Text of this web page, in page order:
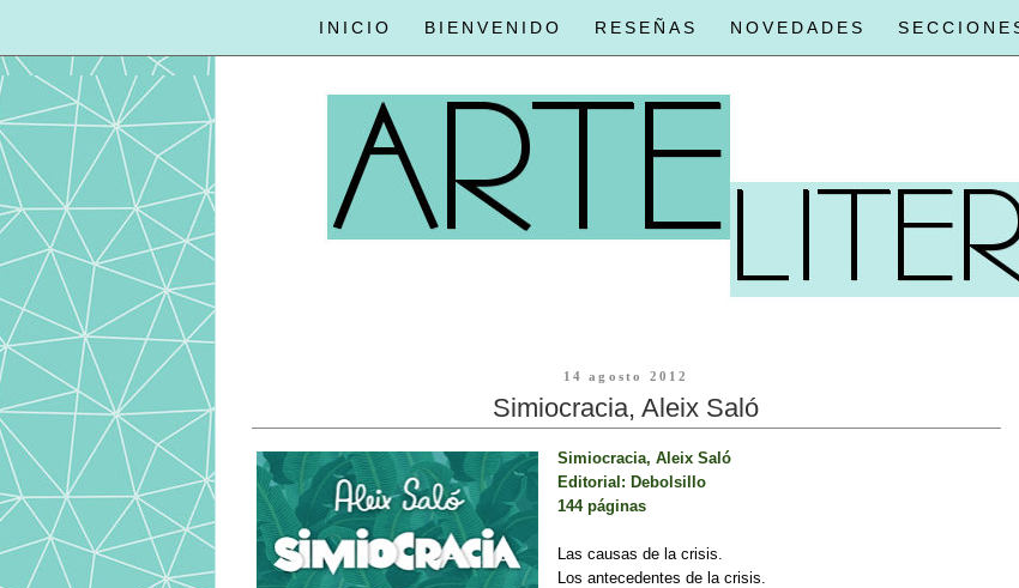
INICIO BIENVENIDO RESEÑAS NOVEDADES
14 agosto 2012
Simiocracia, Aleix Saló
Simiocracia, Aleix Saló
Editorial: Debolsillo
144 páginas
Las causas de la crisis.
Los antecedentes de la crisis.